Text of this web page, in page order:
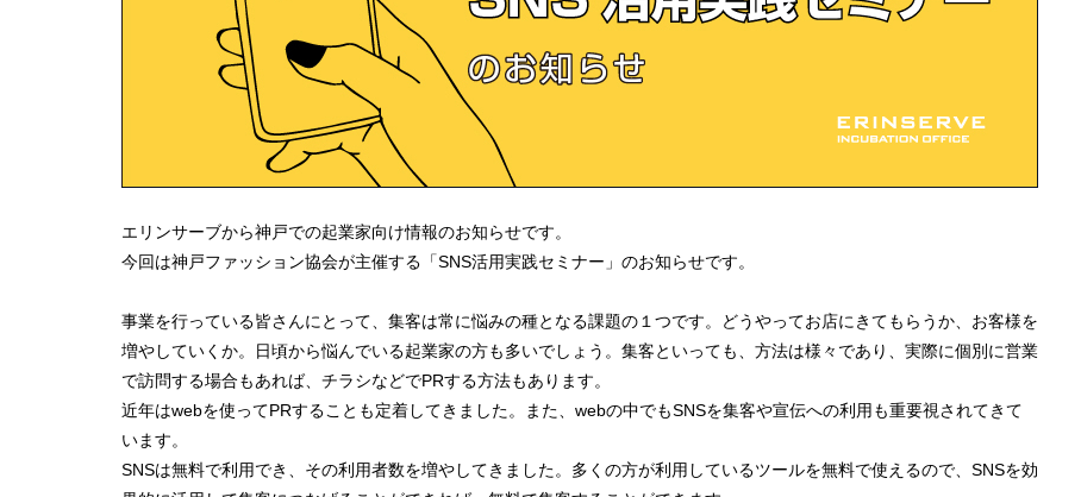
エリンサーブから神戸での起業家向け情報のお知らせです。
今回は神戸ファッション協会が主催する「SNS活用実践セミナー」のお知らせです。
事業を行っている皆さんにとって、集客は常に悩みの種となる課題の１つです。どうやってお店にきてもらうか、お客様を
増やしていくか。日頃から悩んでいる起業家の方も多いでしょう。集客といっても、方法は様々であり、実際に個別に営業
で訪問する場合もあれば、チラシなどでPRする方法もあります。
近年はwebを使ってPRすることも定着してきました。また、webの中でもSNSを集客や宣伝への利用も重要視されてきて
います。
SNSは無料で利用でき、その利用者数を増やしてきました。多くの方が利用しているツールを無料で使えるので、SNSを効